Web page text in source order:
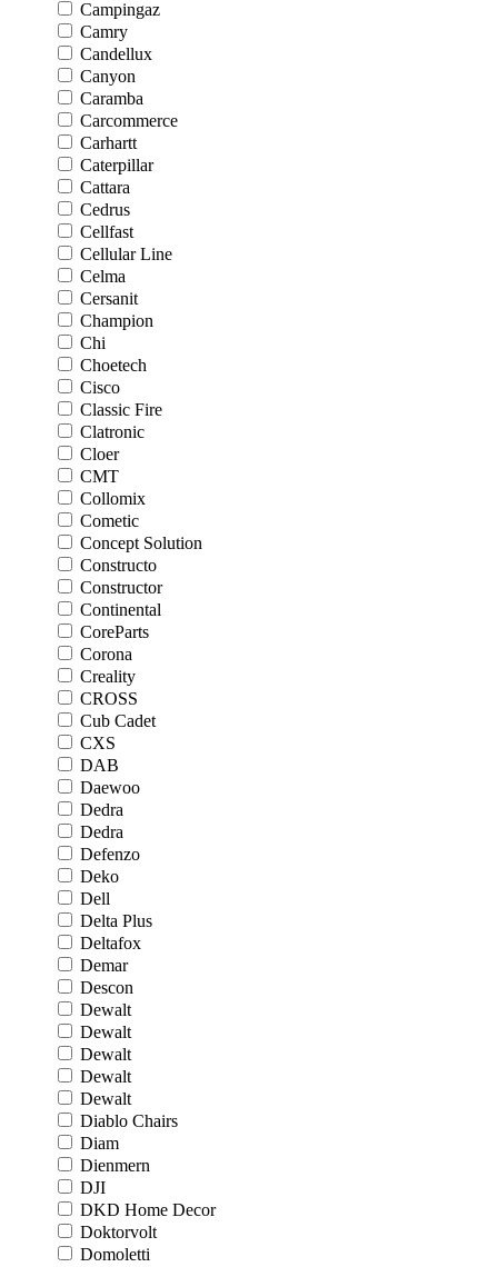
Campingaz
Camry
Candellux
Canyon
Caramba
Carcommerce
Carhartt
Caterpillar
Cattara
Cedrus
Cellfast
Cellular Line
Celma
Cersanit
Champion
Chi
Choetech
Cisco
Classic Fire
Clatronic
Cloer
CMT
Collomix
Cometic
Concept Solution
Constructo
Constructor
Continental
CoreParts
Corona
Creality
CROSS
Cub Cadet
CXS
DAB
Daewoo
Dedra
Dedra
Defenzo
Deko
Dell
Delta Plus
Deltafox
Demar
Descon
Dewalt
Dewalt
Dewalt
Dewalt
Dewalt
Diablo Chairs
Diam
Dienmern
DJI
DKD Home Decor
Doktorvolt
Domoletti